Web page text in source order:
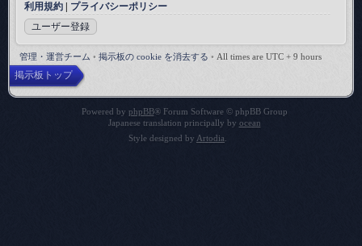
利用規約
プライバシーポリシー
ユーザー登録
管理・運営チーム • 掲示板の cookie を消去する • All times are UTC + 9 hours
掲示板トップ
Powered by phpBB® Forum Software © phpBB Group
Japanese translation principally by ocean
Style designed by Artodia